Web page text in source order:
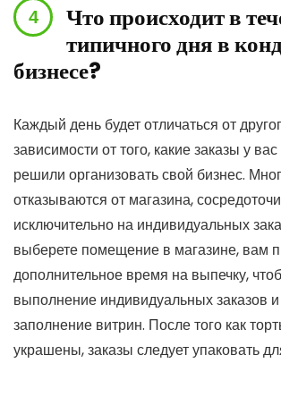
Что происходит в
типичного дня в
бизнесе?
Каждый день будет отличаться от
зависимости от того, какие заказы у
решили организовать свой бизнес.
отказываются от магазина,
исключительно на индивидуальных
выберете помещение в магазине, вам
дополнительное время на выпечку,
выполнение индивидуальных заказов
заполнение витрин. После того как
украшены, заказы следует упаковать